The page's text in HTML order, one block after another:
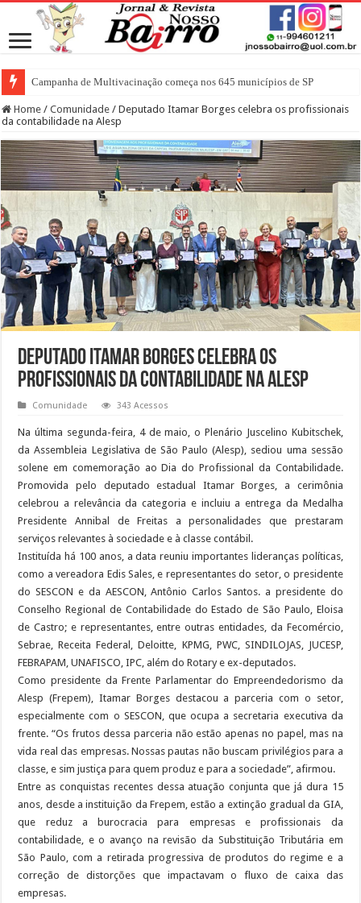
Campanha de Multivacinação começa nos 645 municípios de SP
Home / Comunidade / Deputado Itamar Borges celebra os profissionais
da contabilidade na Alesp
Deputado Itamar Borges celebra os
profissionais da contabilidade na Alesp
Comunidade 343 Acessos
Na última segunda-feira, 4 de maio, o Plenário Juscelino Kubitschek,
da Assembleia Legislativa de São Paulo (Alesp), sediou uma sessão
solene em comemoração ao Dia do Profissional da Contabilidade.
Promovida pelo deputado estadual Itamar Borges, a cerimônia
celebrou a relevância da categoria e incluiu a entrega da Medalha
Presidente Annibal de Freitas a personalidades que prestaram
serviços relevantes à sociedade e à classe contábil.
Instituída há 100 anos, a data reuniu importantes lideranças políticas,
como a vereadora Edis Sales, e representantes do setor, o presidente
do SESCON e da AESCON, Antônio Carlos Santos. a presidente do
Conselho Regional de Contabilidade do Estado de São Paulo, Eloisa
de Castro; e representantes, entre outras entidades, da Fecomércio,
Sebrae, Receita Federal, Deloitte, KPMG, PWC, SINDILOJAS, JUCESP,
FEBRAPAM, UNAFISCO, IPC, além do Rotary e ex-deputados.
Como presidente da Frente Parlamentar do Empreendedorismo da
Alesp (Frepem), Itamar Borges destacou a parceria com o setor,
especialmente com o SESCON, que ocupa a secretaria executiva da
frente. “Os frutos dessa parceria não estão apenas no papel, mas na
vida real das empresas. Nossas pautas não buscam privilégios para a
classe, e sim justiça para quem produz e para a sociedade”, afirmou.
Entre as conquistas recentes dessa atuação conjunta que já dura 15
anos, desde a instituição da Frepem, estão a extinção gradual da GIA,
que reduz a burocracia para empresas e profissionais da
contabilidade, e o avanço na revisão da Substituição Tributária em
São Paulo, com a retirada progressiva de produtos do regime e a
correção de distorções que impactavam o fluxo de caixa das
empresas.